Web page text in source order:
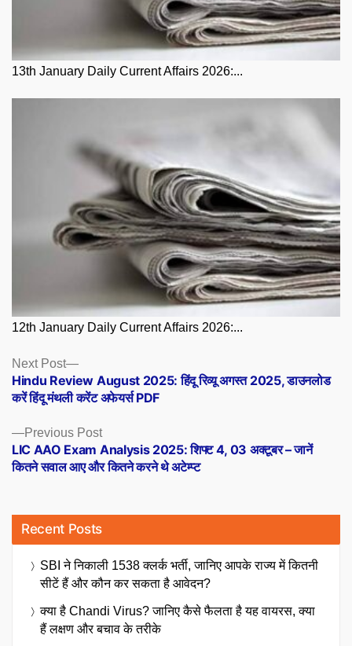
13th January Daily Current Affairs 2026:...
12th January Daily Current Affairs 2026:...
Posts
navigation
Previous PostPrevious
post:
LIC AAO Exam Analysis 2025: शिफ्ट 4, 03 अक्टूबर – जानें
कितने सवाल आए और कितने करने थे अटेम्प्ट
Next Post
Next
post:
Hindu Review August 2025: हिंदू रिव्यू अगस्त 2025, डाउनलोड
करें हिंदू मंथली करेंट अफेयर्स PDF
Recent Posts
SBI ने निकाली 1538 क्लर्क भर्ती, जानिए आपके राज्य में कितनी
सीटें हैं और कौन कर सकता है आवेदन?
क्या है Chandi Virus? जानिए कैसे फैलता है यह वायरस, क्या
हैं लक्षण और बचाव के तरीके